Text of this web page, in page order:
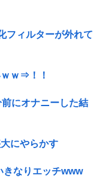
フィルターが外れて
ｗ⇒！！
前にオナニーした結
にやらかす
きなりエッチwww